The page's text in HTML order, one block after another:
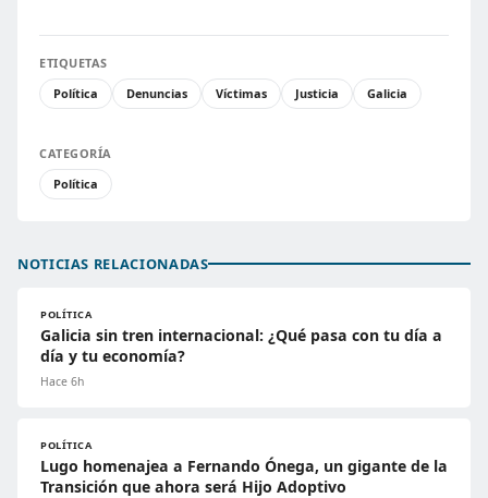
ETIQUETAS
Política
Denuncias Víctimas Justicia Galicia
CATEGORÍA
Política
NOTICIAS RELACIONADAS
POLÍTICA
Galicia sin tren internacional: ¿Qué pasa con tu día a
día y tu economía?
Hace 6h
POLÍTICA
Lugo homenajea a Fernando Ónega, un gigante de la
Transición que ahora será Hijo Adoptivo